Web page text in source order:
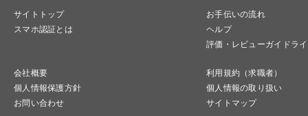
サイトトップ
お手伝いの流れ
スマホ認証とは
ヘルプ
評価・レビューガイドラ
会社概要
利用規約（求職者）
個人情報保護方針
個人情報の取り扱い
お問い合わせ
サイトマップ